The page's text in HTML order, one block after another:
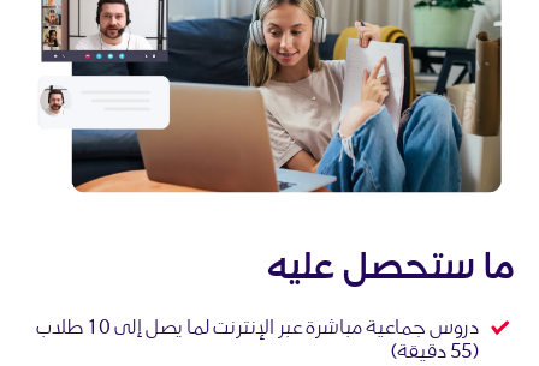
ما ستحصل عليه
دروس جماعية مباشرة عبر الإنترنت لما يصل إلى 10 طلاب
(55 دقيقة)